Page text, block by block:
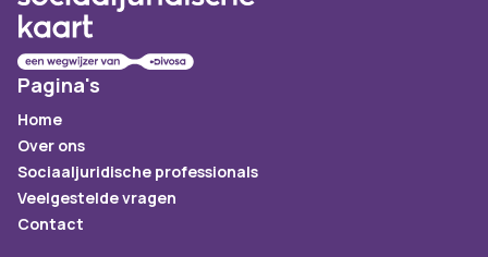
Pagina's
Home
Over ons
Sociaaljuridische professionals
Veelgestelde vragen
Contact